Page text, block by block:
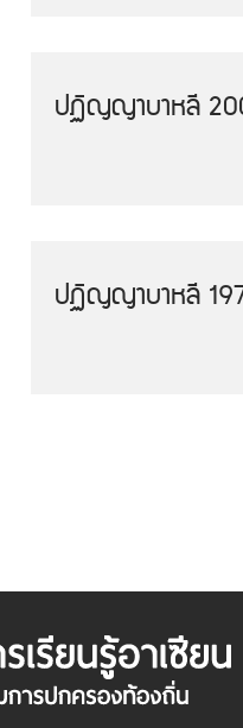
ปฏิญญาบาหลี
ปฏิญญาบาหลี